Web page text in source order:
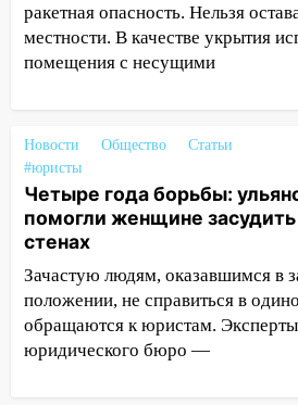
05:00 Кому 6 августа
прибыль, а кому —
прочность
ДТП с мотоциклистом
20:22 Мошенники
жительницу Ульяновской
19:14
подвез троих
заработал уголовное дело
18:14 Прогноз погоды на 6
Ульяновской области
ракетная опасность. Нельзя
местности. В качестве укрытия
помещения с несущими
Новости Общество
Статьи
#юристы
Четыре года борьбы:
помогли женщине засудить
стенах
Зачастую людям, оказавшимся в
положении, не справиться в
обращаются к юристам. Эксперты
юридического бюро —